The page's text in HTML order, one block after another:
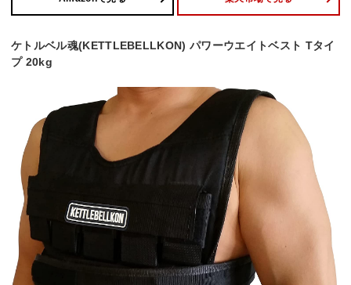
ケトルベル魂(KETTLEBELLKON) パワーウエイトベスト Tタイ
プ 20kg